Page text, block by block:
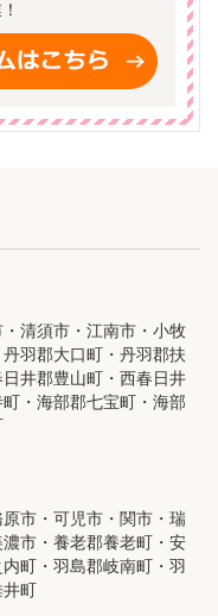
清須市・江南市・小牧
羽郡大口町・丹羽郡扶
井郡豊山町・西春日井
・海部郡七宝町・海部
市・可児市・関市・瑞
市・養老郡養老町・安
町・羽島郡岐南町・羽
井町